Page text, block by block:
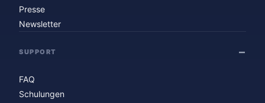
Presse
Newsletter
SUPPORT
FAQ
Schulungen